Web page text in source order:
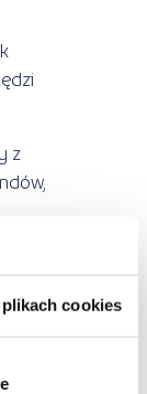
cookies
z